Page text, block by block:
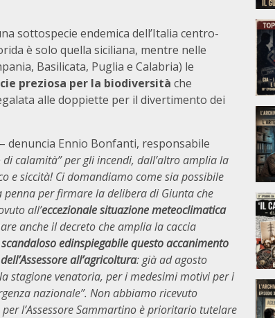
sottospecie endemica dell’Italia centro-
è solo quella siciliana, mentre nelle
Basilicata, Puglia e Calabria) le
preziosa per la biodiversità che
alle doppiette per il divertimento dei
– denuncia Ennio Bonfanti, responsabile
calamità” per gli incendi, dall’altro amplia la
e siccità! Ci domandiamo come sia possibile
penna per firmare la delibera di Giunta che
all’eccezionale situazione meteoclimatica
anche il decreto che amplia la caccia
scandaloso edinspiegabile questo accanimento
all’agricoltura: già ad agosto
stagione venatoria, per i medesimi motivi per i
nazionale”. Non abbiamo ricevuto
per l’Assessore Sammartino è prioritario tutelare